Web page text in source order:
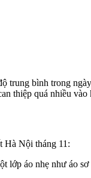
bình trong
thiệp quá nhiều vào
Hà Nội tháng 11:
áo nhẹ như áo